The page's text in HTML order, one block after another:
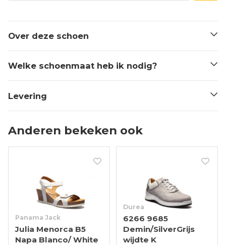
Over deze schoen
Welke schoenmaat heb ik nodig?
Levering
Anderen bekeken ook
Panama Jack
Julia Menorca B5
Napa Blanco/ White
Durea
6266 9685
Demin/SilverGrijs
wijdte K